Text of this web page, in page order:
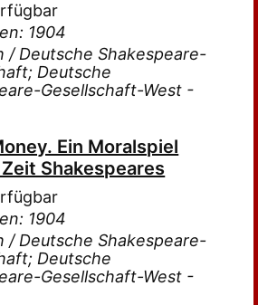
1904
/ Deutsche Shakespeare-
Deutsche
Gesellschaft-West -
Ein Moralspiel
Shakespeares
1904
/ Deutsche Shakespeare-
Deutsche
Gesellschaft-West -